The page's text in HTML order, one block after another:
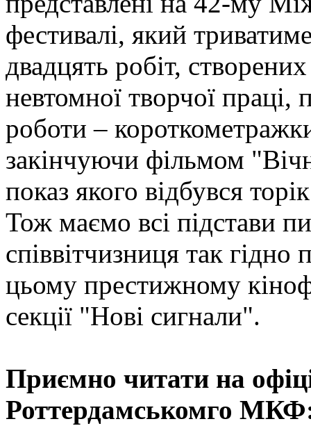
фестивалі, який
двадцять робіт,
невтомної творчої
роботи –
закінчуючи фільмом
показ якого відбувся
Тож маємо всі підстави
співвітчизниця так
цьому престижному
секції "Нові сигнали".
Приємно читати на
Роттердамськомго